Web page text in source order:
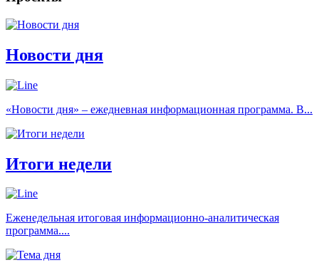
Новости дня
«Новости дня» – ежедневная информационная программа. В...
Итоги недели
Еженедельная итоговая информационно-аналитическая
программа....